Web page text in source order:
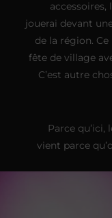
accessoires,
jouerai devant
de la région.
fête de village
C’est autre
Parce
vient parce